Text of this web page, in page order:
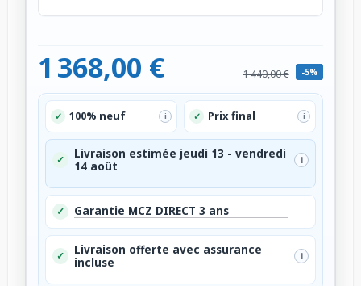
1 368,00 € 1 440,00 € -5%
✓ 100% neuf i ✓ Prix final i
✓
Livraison estimée jeudi 13 - vendredi
14 août
i
✓ Garantie MCZ DIRECT 3 ans
✓
Livraison offerte avec assurance
incluse
i